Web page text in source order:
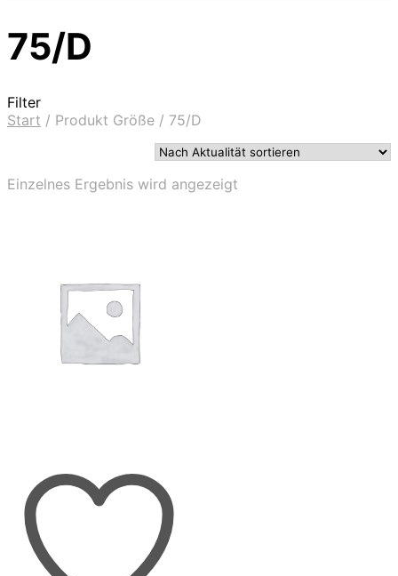
75/D
Filter
Start / Produkt Größe / 75/D
Einzelnes Ergebnis wird angezeigt